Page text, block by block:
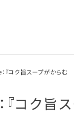
『コク旨スープがから
コク旨